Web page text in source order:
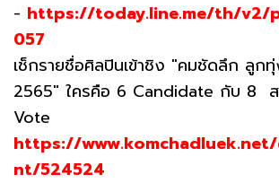
- https://today.line.me/th/v2/
057
เช็กรายชื่อศิลปินเข้าชิง "คมชัดลึก ลูก
2565" ใครคือ 6 Candidate กับ 8 ส
Vote
https://
nt/524524